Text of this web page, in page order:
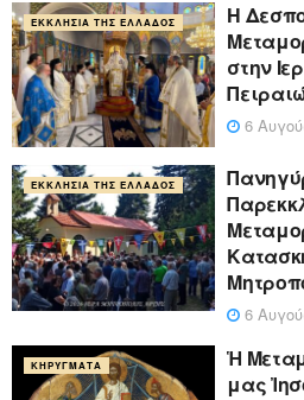
ΕΚΚΛΗΣΊΑ ΤΗΣ ΕΛΛΆΔΟΣ
Η
στην
6
ΕΚΚΛΗΣΊΑ ΤΗΣ ΕΛΛΆΔΟΣ
6
ΚΗΡΎΓΜΑΤΑ
Ἡ
μας